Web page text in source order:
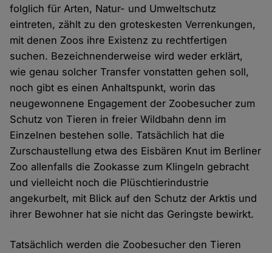
folglich für Arten, Natur- und Umweltschutz
eintreten, zählt zu den groteskesten Verrenkungen,
mit denen Zoos ihre Existenz zu rechtfertigen
suchen. Bezeichnenderweise wird weder erklärt,
wie genau solcher Transfer vonstatten gehen soll,
noch gibt es einen Anhaltspunkt, worin das
neugewonnene Engagement der Zoobesucher zum
Schutz von Tieren in freier Wildbahn denn im
Einzelnen bestehen solle. Tatsächlich hat die
Zurschaustellung etwa des Eisbären Knut im Berliner
Zoo allenfalls die Zookasse zum Klingeln gebracht
und vielleicht noch die Plüschtierindustrie
angekurbelt, mit Blick auf den Schutz der Arktis und
ihrer Bewohner hat sie nicht das Geringste bewirkt.
Tatsächlich werden die Zoobesucher den Tieren